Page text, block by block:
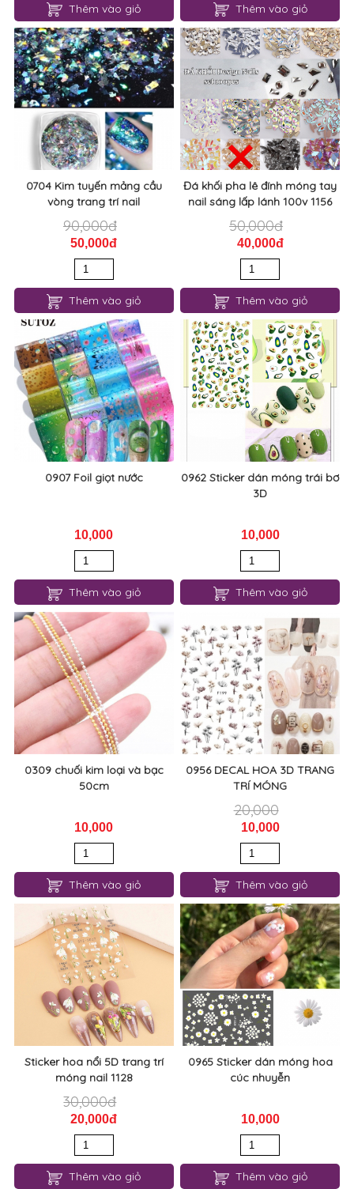
Thêm vào giỏ Thêm vào giỏ
0704 Kim tuyến mảng cầu
vòng trang trí nail
90,000đ
50,000đ
Thêm vào giỏ
Đá khối pha lê đính móng tay
nail sáng lấp lánh 100v 1156
50,000đ
40,000đ
Thêm vào giỏ
0907 Foil giọt nước
10,000
Thêm vào giỏ
0962 Sticker dán móng trái bơ
3D
10,000
Thêm vào giỏ
0309 chuối kim loại và bạc
50cm
10,000
Thêm vào giỏ
0956 DECAL HOA 3D TRANG
TRÍ MÓNG
20,000
10,000
Thêm vào giỏ
Sticker hoa nổi 5D trang trí
móng nail 1128
30,000đ
20,000đ
Thêm vào giỏ
0965 Sticker dán móng hoa
cúc nhuyễn
10,000
Thêm vào giỏ